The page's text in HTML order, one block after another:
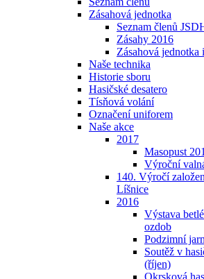
Zásahová jednotka
Seznam členů
Zásahy 2016
Zásahová jednotka
Naše technika
Historie sboru
Hasičské desatero
Tísňová volání
Označení uniforem
Naše akce
2017
Masopust
Výroční
140. Výročí
Líšnice
2016
Výstava
ozdob
Podzimní
Soutěž v
(říjen)
Okrsková